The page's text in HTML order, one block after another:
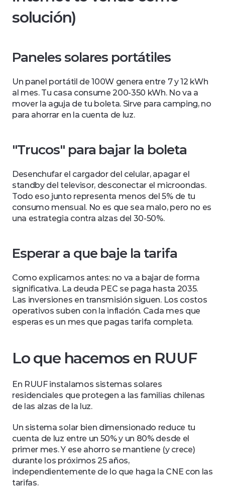
solución)
Paneles solares portátiles
Un panel portátil de 100W genera entre 7 y 12 kWh
al mes. Tu casa consume 200-350 kWh. No va a
mover la aguja de tu boleta. Sirve para camping, no
para ahorrar en la cuenta de luz.
"Trucos" para bajar la boleta
Desenchufar el cargador del celular, apagar el
standby del televisor, desconectar el microondas.
Todo eso junto representa menos del 5% de tu
consumo mensual. No es que sea malo, pero no es
una estrategia contra alzas del 30-50%.
Esperar a que baje la tarifa
Como explicamos antes: no va a bajar de forma
significativa. La deuda PEC se paga hasta 2035.
Las inversiones en transmisión siguen. Los costos
operativos suben con la inflación. Cada mes que
esperas es un mes que pagas tarifa completa.
Lo que hacemos en RUUF
En RUUF instalamos sistemas solares
residenciales que protegen a las familias chilenas
de las alzas de la luz.
Un sistema solar bien dimensionado reduce tu
cuenta de luz entre un 50% y un 80% desde el
primer mes. Y ese ahorro se mantiene (y crece)
durante los próximos 25 años,
independientemente de lo que haga la CNE con las
tarifas.